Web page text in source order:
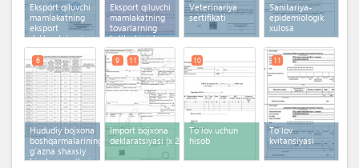
Eksport qiluvchi
mamlakatning
eksport
deklaratsiyasi
Eksport qiluvchi
mamlakatning
tovarlarning
kelib chiqish
sertifikati
Veterinariya
sertifikati
Sanitariya-
epidemiologik
xulosa
Hududiy bojxona
boshqarmalarining
g‘azna shaxsiy
hisob-varag‘lari
6
Import bojxona
deklaratsiyasi(x 2)
9 11
To'lov uchun
hisob
10
To'lov
kvitansiyasi
11